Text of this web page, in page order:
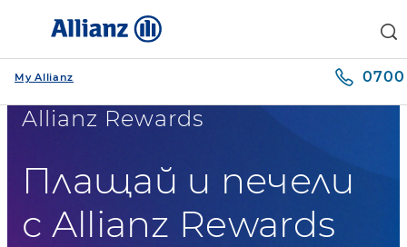
My Allianz 0700
Allianz Rewards
Плащай и печели
с Allianz Rewards